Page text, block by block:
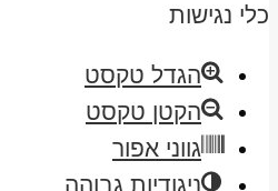
כלי נגישות
הגדל טקסט
הקטן טקסט
גווני אפור
ניגודיות גבוהה